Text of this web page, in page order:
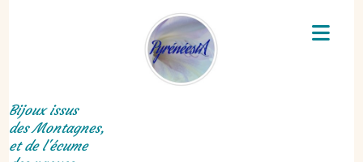
Bijoux issus
des Montagnes,
et de l'écume